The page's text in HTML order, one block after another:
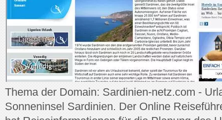
Thema der Domain: Sardinien-netz.com -
Sonneninsel Sardinien. Der Online